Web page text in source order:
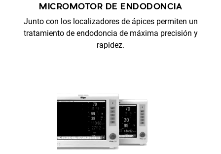
MICROMOTOR DE ENDODONCIA
Junto con los localizadores de ápices permiten un
tratamiento de endodoncia de máxima precisión y
rapidez.